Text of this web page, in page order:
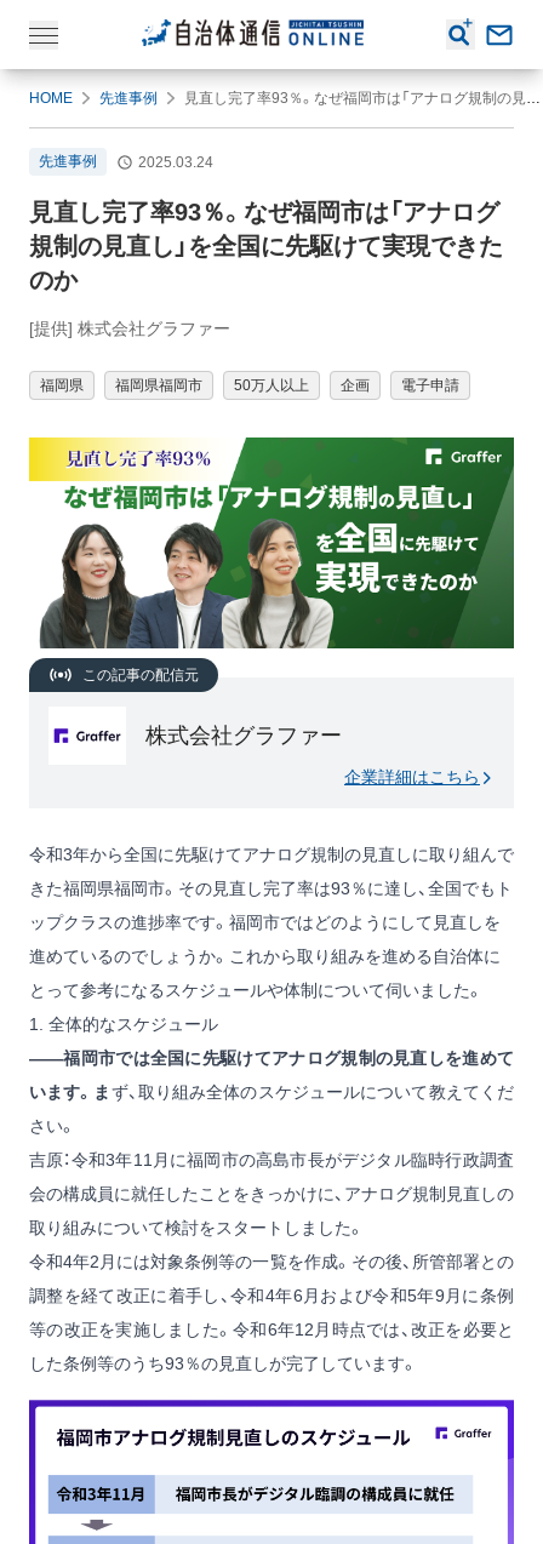
HOME 先進事例 見直し完了率93％。なぜ福岡市は「アナログ規制の見直し」を全国に先駆けて実現できたのか
先進事例 2025.03.24
見直し完了率93％。なぜ福岡市は「アナログ
規制の見直し」を全国に先駆けて実現できた
のか
[提供] 株式会社グラファー
福岡県 福岡県福岡市 50万人以上 企画 電子申請
この記事の配信元
株式会社グラファー
企業詳細はこちら
令和3年から全国に先駆けてアナログ規制の見直しに取り組んで
きた福岡県福岡市。その見直し完了率は93％に達し、全国でもト
ップクラスの進捗率です。福岡市ではどのようにして見直しを
進めているのでしょうか。これから取り組みを進める自治体に
とって参考になるスケジュールや体制について伺いました。
1. 全体的なスケジュール
——福岡市では全国に先駆けてアナログ規制の見直しを進めて
います。ま ず、取り組み全体のスケジュールについて教えてくだ
さい。
吉原：令和3年11月に福岡市の高島市長がデジタル臨時行政調査
会の構成員に就任したことをきっかけに、アナログ規制見直しの
取り組みについて検討をスタートしました。
令和4年2月には対象条例等の一覧を作成。その後、所管部署との
調整を経て改正に着手し、令和4年6月および令和5年9月に条例
等の改正を実施しました。令和6年12月時点では、改正を必要と
した条例等のうち93％の見直しが完了しています。